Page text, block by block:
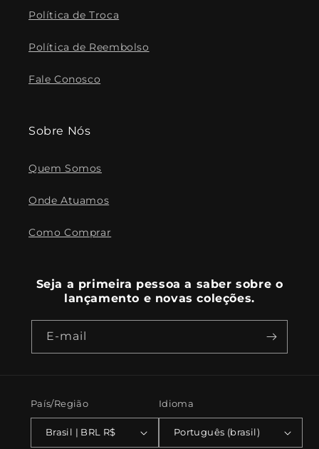
Política de Troca
Política de Reembolso
Fale Conosco
Sobre Nós
Quem Somos
Onde Atuamos
Como Comprar
Seja a primeira pessoa a saber sobre o
lançamento e novas coleções.
E-mail
País/Região
Brasil | BRL R$
Idioma
Português (brasil)